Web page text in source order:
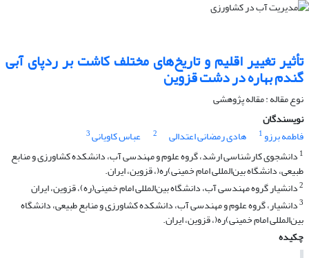
تأثیر تغییر اقلیم و تاریخ‌های مختلف کاشت بر ردپای آبی
گندم بهاره در دشت قزوین
نوع مقاله : مقاله پژوهشی
نویسندگان
فاطمه برزو1 هادی رمضانی اعتدالی 2 عباس کاویانی3
1 دانشجوی کارشناسی ارشد، گروه علوم و مهندسی آب، دانشکده کشاورزی و منابع
طبیعی، دانشگاه بین‌المللی امام خمینی)ره(، قزوین، ایران.
2دانشیار گروه مهندسی آب، دانشگاه بین‌المللی امام خمینی(ره)، قزوین، ایران
3دانشیار، گروه علوم و مهندسی آب، دانشکده کشاورزی و منابع طبیعی، دانشگاه
بین‌المللی امام خمینی)ره(، قزوین، ایران.
چکیده